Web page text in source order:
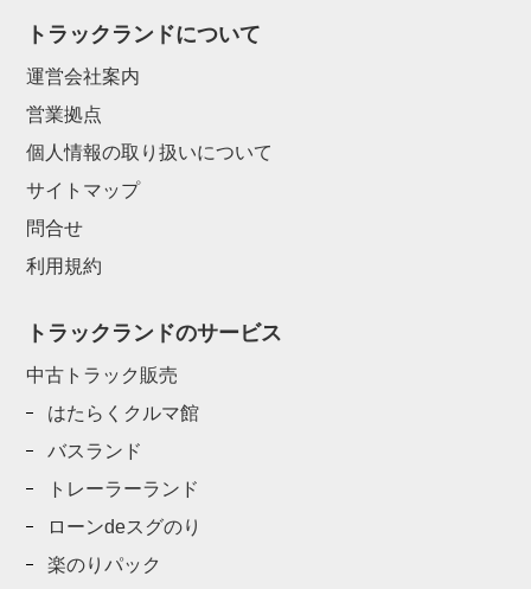
トラックランドについて
運営会社案内
営業拠点
個人情報の取り扱いについて
サイトマップ
問合せ
利用規約
トラックランドのサービス
中古トラック販売
はたらくクルマ館
バスランド
トレーラーランド
ローンdeスグのり
楽のりパック